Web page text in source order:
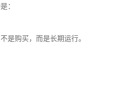
：
是购买，而是长期运行。